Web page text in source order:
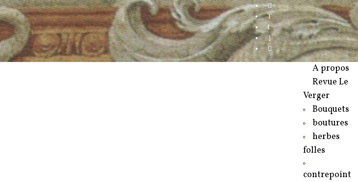
A propos
Revue Le
Verger
Bouquets
boutures
herbes
folles
contrepoint